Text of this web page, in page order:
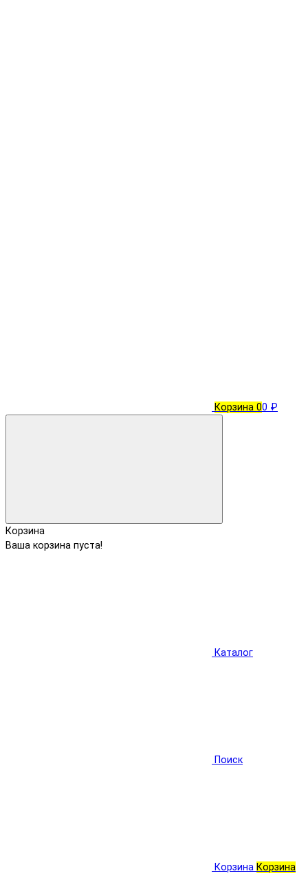
Корзина 00 ₽
Корзина
Ваша корзина пуста!
Каталог
Поиск
Корзина Корзина